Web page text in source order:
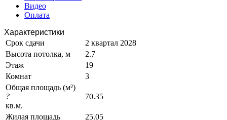
Видео
Оплата
Характеристики
Срок сдачи
2 квартал 2028
Высота потолка, м
2.7
Этаж
19
Комнат
3
Общая площадь (м²)
?
кв.м.
70.35
Жилая площадь
25.05